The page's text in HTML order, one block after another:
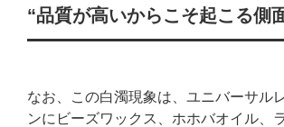
“品質が高いからこそ起こる側
なお、この白濁現象は、ユニバーサル
ンにビーズワックス、ホホバオイル、